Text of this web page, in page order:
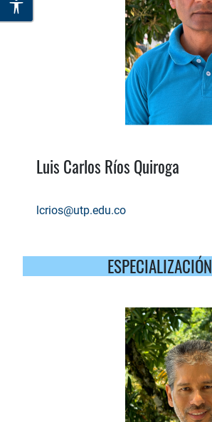
Luis Carlos Ríos Quiroga
lcrios@utp.edu.co
ESPECIALIZACIÓN